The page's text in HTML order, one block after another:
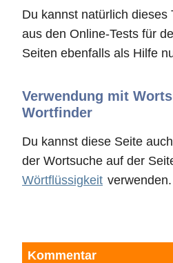
Du kannst natürlich dieses
aus den Online-Tests für
Seiten ebenfalls als Hilfe
Verwendung mit
Wortfinder
Du kannst diese Seite
der Wortsuche auf der
Wörtflüssigkeit verwenden.
Kommentar